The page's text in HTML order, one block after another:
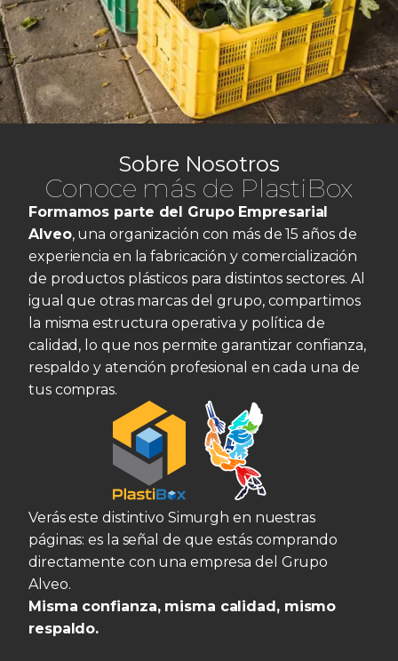
Sobre Nosotros
Conoce más de PlastiBox
Formamos parte del Grupo Empresarial
Alveo, una organización con más de 15 años de
experiencia en la fabricación y comercialización
de productos plásticos para distintos sectores. Al
igual que otras marcas del grupo, compartimos
la misma estructura operativa y política de
calidad, lo que nos permite garantizar confianza,
respaldo y atención profesional en cada una de
tus compras.
Verás este distintivo Simurgh en nuestras
páginas: es la señal de que estás comprando
directamente con una empresa del Grupo
Alveo.
Misma confianza, misma calidad, mismo
respaldo.